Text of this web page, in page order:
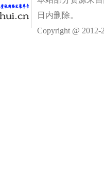
日内删除。
Copyright @ 2012-